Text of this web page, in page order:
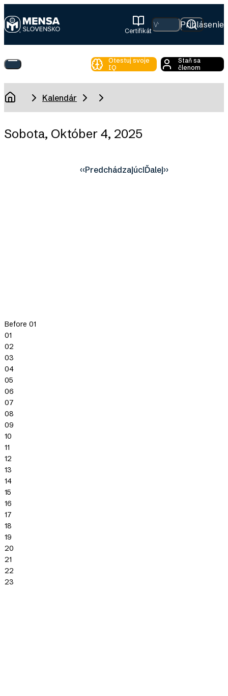
to
main
content
Certifikát
Hľadať Prihlásenie
Toggle
Otestuj svoje
IQ
Staň sa
členom
BreadcrumbKalendár
Sobota, Október 4, 2025
‹‹PredchádzajúciĎalej››
Before 01
01
02
03
04
05
06
07
08
09
10
11
12
13
14
15
16
17
18
19
20
21
22
23